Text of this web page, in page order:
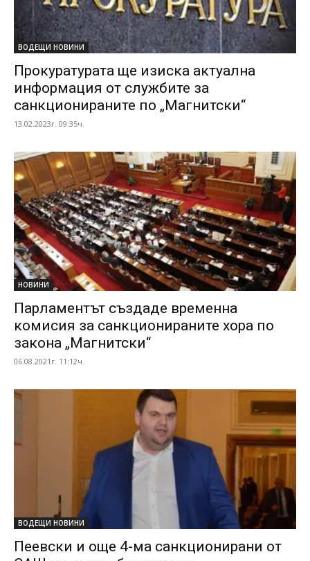
ВОДЕЩИ НОВИНИ
Прокуратурата ще изиска актуална
информация от службите за
санкционираните по „Магнитски“
13.02.2023г. 09:35ч.
НОВИНИ
Парламентът създаде временна
комисия за санкционираните хора по
закона „Магнитски“
06.08.2021г. 11:12ч.
ВОДЕЩИ НОВИНИ
Пеевски и още 4-ма санкционирани от